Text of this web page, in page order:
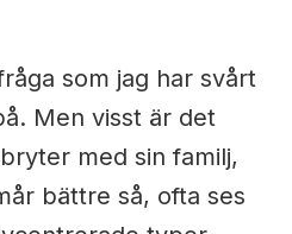
som jag har svårt
Men visst är det
med sin familj,
bättre så, ofta ses